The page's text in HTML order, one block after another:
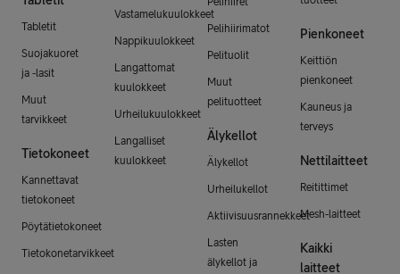
Tabletit
Suojakuoret
ja -lasit
Muut
tarvikkeet
Tietokoneet
Kannettavat
tietokoneet
Pöytätietokoneet
Tietokonetarvikkeet
Vastamelukuulokkeet
Nappikuulokkeet
Langattomat
kuulokkeet
Urheilukuulokkeet
Langalliset
kuulokkeet
Pelihiirimatot
Pelituolit
Muut
pelituotteet
Älykellot
Älykellot
Urheilukellot
Aktiivisuusrannekkeet
Lasten
älykellot ja
Pienkoneet
Keittiön
pienkoneet
Kauneus ja
terveys
Nettilaitteet
Reitittimet
Mesh-laitteet
Kaikki
laitteet